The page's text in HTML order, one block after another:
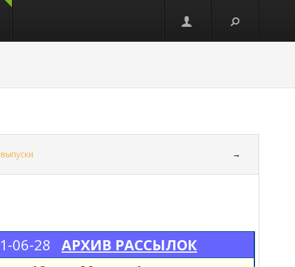
→
06-28
АРХИВ РАССЫЛОК